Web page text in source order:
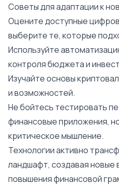
Советы для адаптации к
Оцените доступные
выберите те, которые
Используйте
контроля бюджета и
Изучайте основы
и возможностей.
Не бойтесь тестировать
финансовые приложения,
критическое мышление.
Технологии активно
ландшафт, создавая новые
повышения финансовой